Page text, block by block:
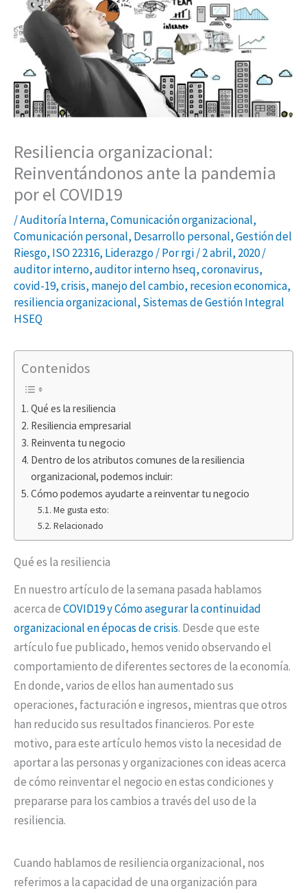
Resiliencia organizacional:
Reinventándonos ante la pandemia
por el COVID19
/Auditoría Interna,Comunicación organizacional,
Comunicación personal, Desarrollo personal,Gestión del
Riesgo, ISO 22316, Liderazgo/ Porrgi/2 abril, 2020/
auditor interno,auditor interno hseq,coronavirus,
covid-19,crisis, manejo del cambio, recesion economica,
resiliencia organizacional, Sistemas de Gestión Integral
HSEQ
Contenidos
Qué es la resiliencia
Resiliencia empresarial
Reinventa tu negocio
Dentro de los atributos comunes de la resiliencia
organizacional, podemos incluir:
Cómo podemos ayudarte a reinventar tu negocio
Me gusta esto:
Relacionado
Qué es la resiliencia
En nuestro artículo de la semana pasada hablamos
acerca deCOVID19 y Cómo asegurar la continuidad
organizacional en épocas de crisis. Desde que este
artículo fue publicado, hemos venido observando el
comportamiento de diferentes sectores de la economía.
En donde, varios de ellos han aumentado sus
operaciones, facturación e ingresos, mientras que otros
han reducido sus resultados financieros. Por este
motivo, para este artículo hemos visto la necesidad de
aportar a las personas y organizaciones con ideas acerca
de cómo reinventar el negocio en estas condiciones y
prepararse para los cambios a través del uso de la
resiliencia.
Cuando hablamos de resiliencia organizacional, nos
referimos a la capacidad de una organización para